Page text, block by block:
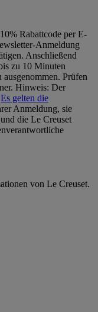
Rabattcode per E-
Anmeldung
Anschließend
zu 10 Minuten
Prüfen
Hinweis: Der
Es gelten die
Anmeldung, sie
die Le Creuset
von Le Creuset.